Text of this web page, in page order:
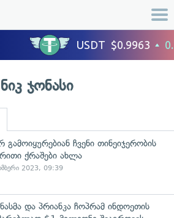
ნიკ ჯონასი
ჩვენი თინეიჯერობის
ქრაშები ახლა
2023, 09:39
და პრიანკა ჩოპრამ ინდოეთის